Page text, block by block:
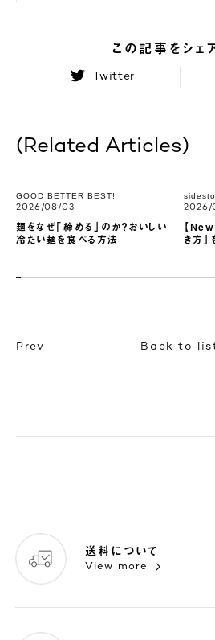
この記事をシェ
Twitter
(Related Articles)
GOOD BETTER BEST!
2026/08/03
麺をなぜ「締める」のか？おいしい
冷たい麺を食べる方法
2026/
【
き方」
Prev Back to
送料について
View more